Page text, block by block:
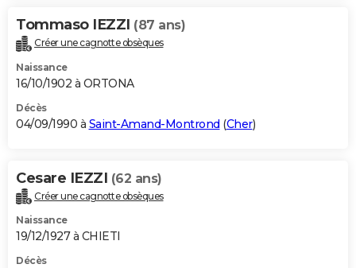
Tommaso IEZZI (87 ans)
Créer une cagnotte obsèques
Naissance
16/10/1902 à ORTONA
Décès
04/09/1990 à Saint-Amand-Montrond (Cher)
Cesare IEZZI (62 ans)
Créer une cagnotte obsèques
Naissance
19/12/1927 à CHIETI
Décès